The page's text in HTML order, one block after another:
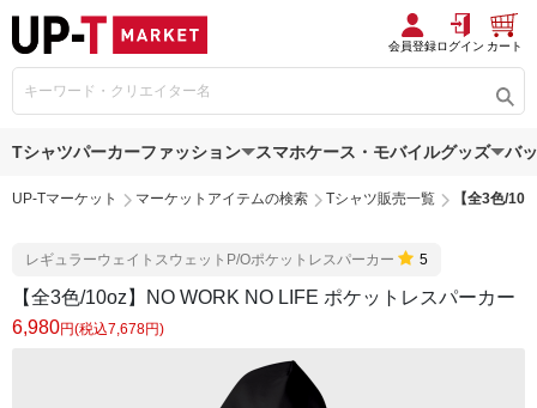
会員登録ログイン カート
Tシャツパーカーファッション スマホケース・モバイルグッズ バ
UP-Tマーケット マーケットアイテムの検索 Tシャツ販売一覧 【全3色/
レギュラーウェイトスウェットP/Oポケットレスパーカー 5
【全3色/10oz】NO WORK NO LIFE ポケットレスパーカー
6,980円(税込7,678円)